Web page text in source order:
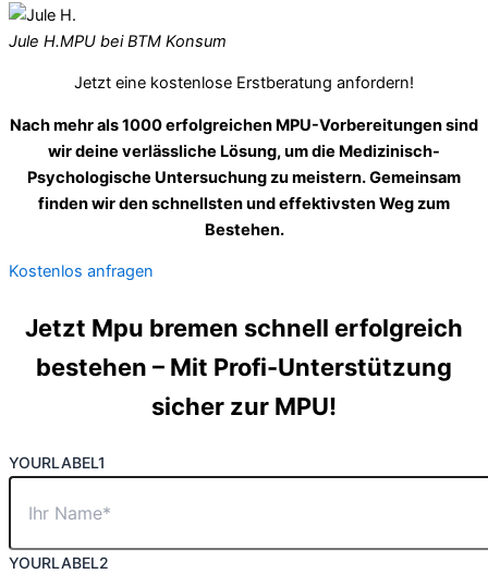
Jule H.MPU bei BTM Konsum
Jetzt eine kostenlose Erstberatung anfordern!
Nach mehr als 1000 erfolgreichen MPU-Vorbereitungen sind
wir deine verlässliche Lösung, um die Medizinisch-
Psychologische Untersuchung zu meistern. Gemeinsam
finden wir den schnellsten und effektivsten Weg zum
Bestehen.
Kostenlos anfragen
Jetzt Mpu bremen schnell erfolgreich
bestehen – Mit Profi-Unterstützung
sicher zur MPU!
YOURLABEL1
YOURLABEL2